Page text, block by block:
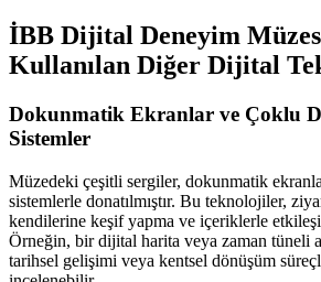
İBB Dijital Deneyim
Kullanılan Diğer Dijital
Dokunmatik Ekranlar ve Çoklu
Sistemler
Müzedeki çeşitli sergiler, dokunmatik
sistemlerle donatılmıştır. Bu teknolojiler,
kendilerine keşif yapma ve içeriklerle
Örneğin, bir dijital harita veya zaman tüneli
tarihsel gelişimi veya kentsel dönüşüm